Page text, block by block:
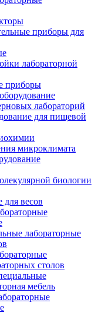
приборы для
лабораторной
приборы
лабораторий
для пищевой
микроклимата
биологии
весов
лабораторные
столов
мебель